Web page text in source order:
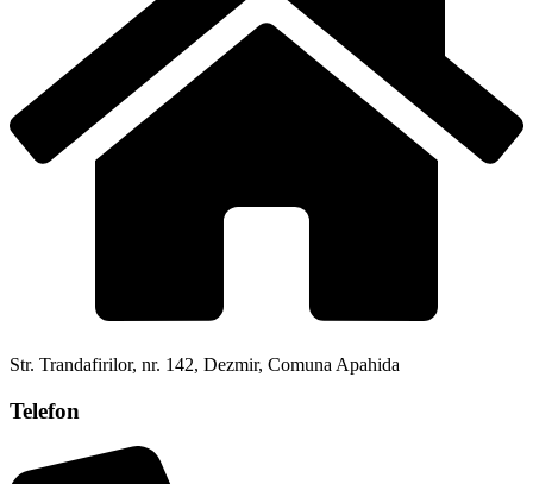
Str. Trandafirilor, nr. 142, Dezmir, Comuna Apahida
Telefon